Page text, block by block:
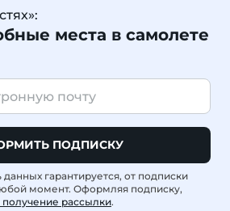
места в самолете
ПОДПИСКУ
гарантируется, от подписки
момент. Оформляя подписку,
получение рассылки.